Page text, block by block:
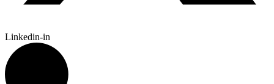
Linkedin-in